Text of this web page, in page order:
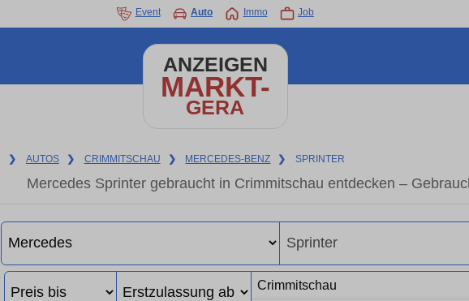
Event Auto Immo Job
ANZEIGEN
MARKT-
GERA
❯ AUTOS ❯ CRIMMITSCHAU ❯ MERCEDES-BENZ ❯ SPRINTER
Mercedes Sprinter gebraucht in Crimmitschau entdecken –